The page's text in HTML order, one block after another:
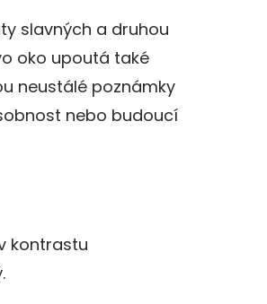
slavných a druhou
oko upoutá také
neustálé poznámky
nebo budoucí
kontrastu